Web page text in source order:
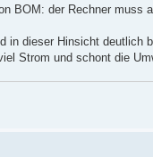
BOM: der Rechner muss
in dieser Hinsicht deutlich
Strom und schont die